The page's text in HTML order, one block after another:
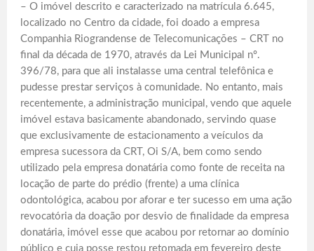
– O imóvel descrito e caracterizado na matrícula 6.645,
localizado no Centro da cidade, foi doado a empresa
Companhia Riograndense de Telecomunicações – CRT no
final da década de 1970, através da Lei Municipal nº.
396/78, para que ali instalasse uma central telefônica e
pudesse prestar serviços à comunidade. No entanto, mais
recentemente, a administração municipal, vendo que aquele
imóvel estava basicamente abandonado, servindo quase
que exclusivamente de estacionamento a veículos da
empresa sucessora da CRT, Oi S/A, bem como sendo
utilizado pela empresa donatária como fonte de receita na
locação de parte do prédio (frente) a uma clínica
odontológica, acabou por aforar e ter sucesso em uma ação
revocatória da doação por desvio de finalidade da empresa
donatária, imóvel esse que acabou por retornar ao domínio
público e cuja posse restou retomada em fevereiro deste